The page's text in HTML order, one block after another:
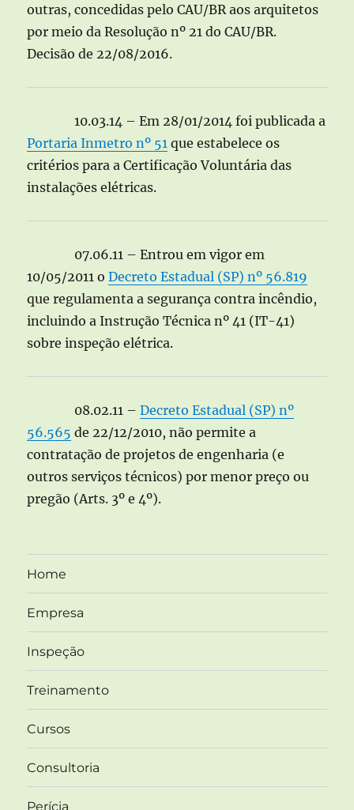
outras, concedidas pelo CAU/BR aos arquitetos
por meio da Resolução nº 21 do CAU/BR.
Decisão de 22/08/2016.
10.03.14 – Em 28/01/2014 foi publicada a
Portaria Inmetro nº 51 que estabelece os
critérios para a Certificação Voluntária das
instalações elétricas.
07.06.11 – Entrou em vigor em
10/05/2011 oDecreto Estadual (SP) nº 56.819
que regulamenta a segurança contra incêndio,
incluindo a Instrução Técnica nº 41 (IT-41)
sobre inspeção elétrica.
08.02.11 –Decreto Estadual (SP) nº
56.565 de 22/12/2010, não permite a
contratação de projetos de engenharia (e
outros serviços técnicos) por menor preço ou
pregão (Arts. 3º e 4º).
Home
Empresa
Inspeção
Treinamento
Cursos
Consultoria
Perícia